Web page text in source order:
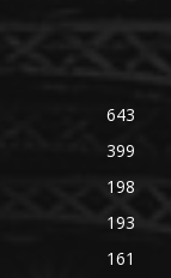
643
399
198
193
161